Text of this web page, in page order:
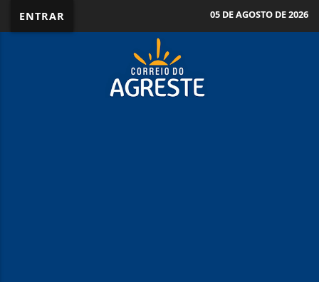
ENTRAR 05 DE AGOSTO DE 2026